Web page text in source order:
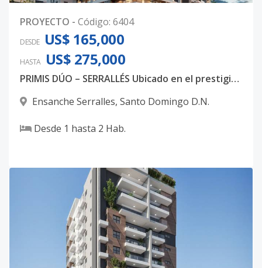
PROYECTO - Código: 6404
DESDE US$ 165,000
HASTA US$ 275,000
PRIMIS DÚO – SERRALLÉS Ubicado en el prestigioso sector Ensanche Serrallés, en Santo Domingo, PRIMIS DÚO
Ensanche Serralles, Santo Domingo D.N.
Desde 1 hasta 2 Hab.